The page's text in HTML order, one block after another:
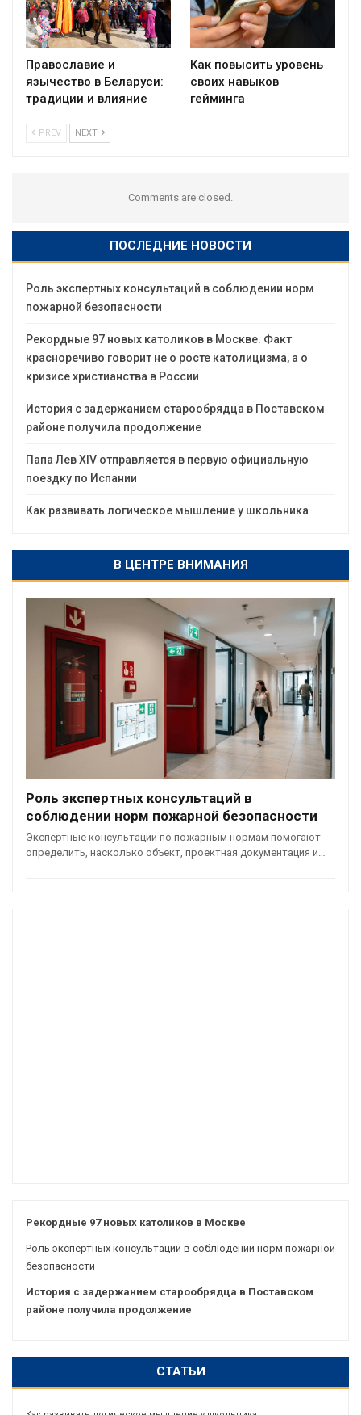
Православие и
язычество в Беларуси:
традиции и влияние
Как повысить уровень
своих навыков
гейминга
PREV NEXT
Comments are closed.
ПОСЛЕДНИЕ НОВОСТИ
Роль экспертных консультаций в соблюдении норм
пожарной безопасности
Рекордные 97 новых католиков в Москве. Факт
красноречиво говорит не о росте католицизма, а о
кризисе христианства в России
История с задержанием старообрядца в Поставском
районе получила продолжение
Папа Лев XIV отправляется в первую официальную
поездку по Испании
Как развивать логическое мышление у школьника
В ЦЕНТРЕ ВНИМАНИЯ
Роль экспертных консультаций в
соблюдении норм пожарной безопасности
Экспертные консультации по пожарным нормам помогают
определить, насколько объект, проектная документация и…
Рекордные 97 новых католиков в Москве
Роль экспертных консультаций в соблюдении норм пожарной
безопасности
История с задержанием старообрядца в Поставском
районе получила продолжение
СТАТЬИ